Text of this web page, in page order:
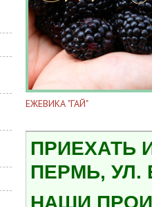
ЕЖЕВИКА "ГАЙ"
ПРИЕХАТЬ
ПЕРМЬ, УЛ.
НАШИ